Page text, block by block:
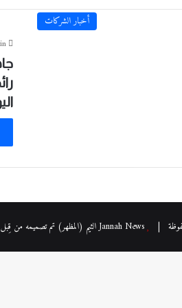
أخبار الشركات
Jannah News الثيم (المظهر) تم تصميمه من قِبل TieLabs